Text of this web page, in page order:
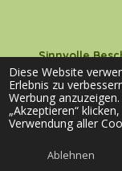
Diese Website
Erlebnis zu
Werbung
„Akzeptieren“
Verwendung aller
Ablehnen
Sinnvolle
Hallo Wuff -
Mobile
Hülzweiler - Ensdorf
E-Mail